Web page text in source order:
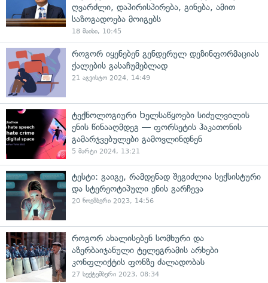
ღვარძლი, დაპირისპირება, გინება, ამით
საზოგადოება მოიგებს
18 მაისი, 10:45
როგორ იყენებენ გენდერულ დეზინფორმაციას
ქალების გასაჩუმებლად
21 აგვისტო 2024, 14:49
ტექნოლოგიური Ხელსაწყოები სიძულვილის
ენის წინააღმდეგ — ფორსეტის ჰაკათონის
გამარჯვებულები გამოვლინდნენ
5 მარტი 2024, 13:21
ტესტი: გაიგე, რამდენად შეგიძლია სექსისტური
და სტერეოტიპული ენის გარჩევა
20 ნოემბერი 2023, 14:56
როგორ ახალისებენ სომხური და
აზერბაიჯანული ტელეგრამის არხები
კონფლიქტის ფონზე ძალადობას
27 სექტემბერი 2023, 08:34